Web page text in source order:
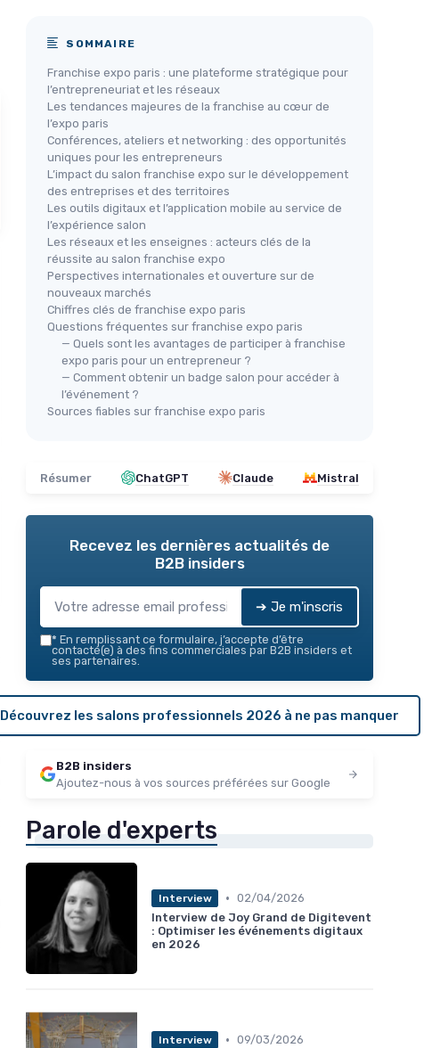
SOMMAIRE
Franchise expo paris : une plateforme stratégique pour
l’entrepreneuriat et les réseaux
Les tendances majeures de la franchise au cœur de
l’expo paris
Conférences, ateliers et networking : des opportunités
uniques pour les entrepreneurs
L’impact du salon franchise expo sur le développement
des entreprises et des territoires
Les outils digitaux et l’application mobile au service de
l’expérience salon
Les réseaux et les enseignes : acteurs clés de la
réussite au salon franchise expo
Perspectives internationales et ouverture sur de
nouveaux marchés
Chiffres clés de franchise expo paris
Questions fréquentes sur franchise expo paris
— Quels sont les avantages de participer à franchise
expo paris pour un entrepreneur ?
— Comment obtenir un badge salon pour accéder à
l’événement ?
Sources fiables sur franchise expo paris
Résumer ChatGPT Claude Mistral
Recevez les dernières actualités de
B2B insiders
➔ Je m'inscris
* En remplissant ce formulaire, j’accepte d’être
contacté(e) à des fins commerciales par B2B insiders et
ses partenaires.
Découvrez les salons professionnels 2026 à ne pas manquer
B2B insiders
Ajoutez-nous à vos sources préférées sur Google
Parole d'experts
Interview • 02/04/2026
Interview de Joy Grand de Digitevent
: Optimiser les événements digitaux
en 2026
Interview • 09/03/2026